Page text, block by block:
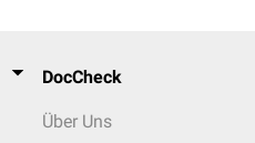
DocCheck
Über Uns